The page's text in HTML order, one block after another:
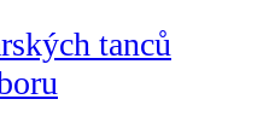
tanců